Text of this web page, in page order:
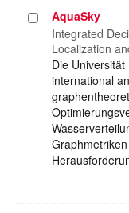
Projekt
auswählen
AquaSky
Integrated
Localization
Die
international